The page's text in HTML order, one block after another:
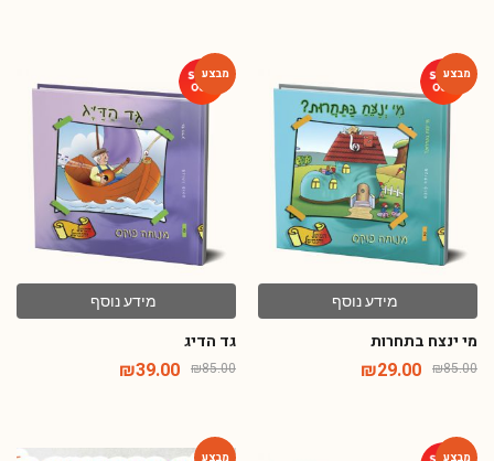
-66%
מידע נוסף
מי ינצח בתחרות
₪29.00
-54%
מידע נוסף